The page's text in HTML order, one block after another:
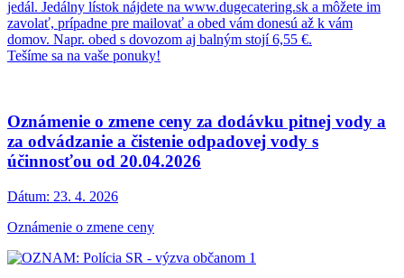
jedál. Jedálny lístok nájdete na www.dugecatering.sk a môžete im
zavolať, prípadne pre mailovať a obed vám donesú až k vám
domov. Napr. obed s dovozom aj balným stojí 6,55 €.
Tešíme sa na vaše ponuky!
Oznámenie o zmene ceny za dodávku pitnej vody a
za odvádzanie a čistenie odpadovej vody s
účinnosťou od 20.04.2026
Dátum: 23. 4. 2026
Oznámenie o zmene ceny